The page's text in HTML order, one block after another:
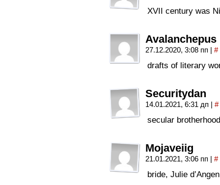
XVII century was
Avalanchepus
27.12.2020, 3:08 пп | #
drafts of literary
Securitydan
14.01.2021, 6:31 дп | #
secular
Mojaveiig
21.01.2021, 3:06 пп | #
bride, Julie